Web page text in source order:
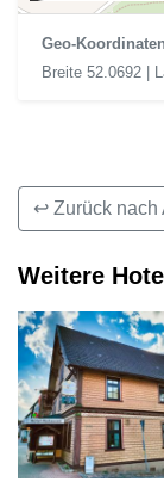
Geo-
Breite 52.0692 |
↩ Zurück nach
Weitere